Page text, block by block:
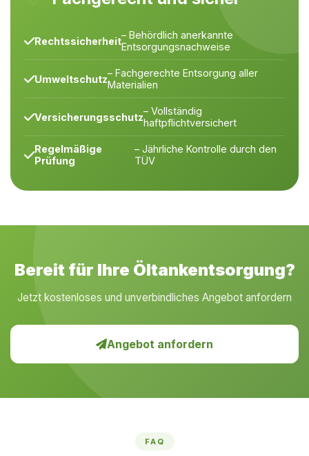
Rechtssicherheit– Behördlich anerkannte
Entsorgungsnachweise
Umweltschutz– Fachgerechte Entsorgung aller
Materialien
Versicherungsschutz– Vollständig
haftpflichtversichert
Regelmäßige
Prüfung
– Jährliche Kontrolle durch den
TÜV
Bereit für Ihre Öltankentsorgung?
Jetzt kostenloses und unverbindliches Angebot anfordern
Angebot anfordern
FAQ